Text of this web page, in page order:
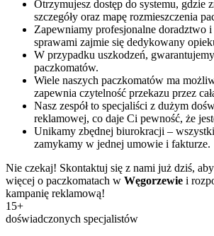
Otrzymujesz dostęp do systemu, gdzie
szczegóły oraz mapę rozmieszczenia
Zapewniamy profesjonalne doradztwo i
sprawami zajmie się dedykowany
W przypadku uszkodzeń,
paczkomatów.
Wiele naszych paczkomatów ma
zapewnia czytelność przekazu przez
Nasz zespół to specjaliści z dużym
reklamowej, co daje Ci pewność, że
Unikamy zbędnej biurokracji –
zamykamy w jednej umowie i fakturze.
Nie czekaj! Skontaktuj się z nami już dziś,
więcej o paczkomatach w Węgorzewie i
kampanię reklamową!
15+
doświadczonych specjalistów